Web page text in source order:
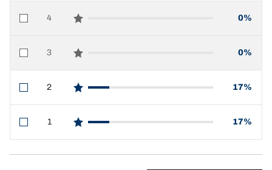
4
star reviews
0%
3
star reviews
0%
2
star reviews
17%
1
star reviews
17%